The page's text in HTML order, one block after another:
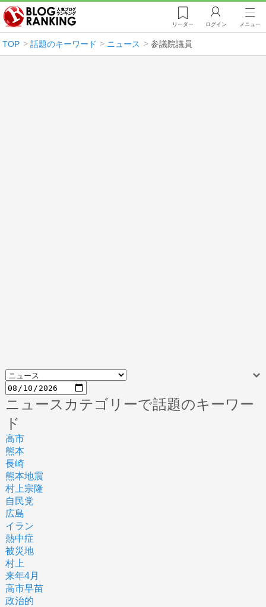
リーダー ログイン メニュー
TOP 話題のキーワード ニュース 参議院議員
ニュースカテゴリーで話題のキーワー
ド
高市
熊本
長崎
熊本地震
村上宗隆
自民党
広島
イラン
熱中症
被災地
村上
来年4月
高市早苗
政治的